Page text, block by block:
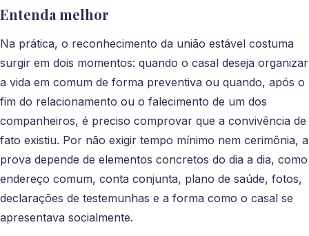
Entenda melhor
Na prática, o reconhecimento da união estável costuma
surgir em dois momentos: quando o casal deseja organizar
a vida em comum de forma preventiva ou quando, após o
fim do relacionamento ou o falecimento de um dos
companheiros, é preciso comprovar que a convivência de
fato existiu. Por não exigir tempo mínimo nem cerimônia, a
prova depende de elementos concretos do dia a dia, como
endereço comum, conta conjunta, plano de saúde, fotos,
declarações de testemunhas e a forma como o casal se
apresentava socialmente.